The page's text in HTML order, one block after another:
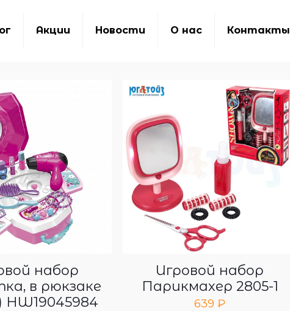
Акции Новости О нас Контакты
набор
в рюкзаке
HW19045984
Игровой набор
Парикмахер 2805-1
639₽